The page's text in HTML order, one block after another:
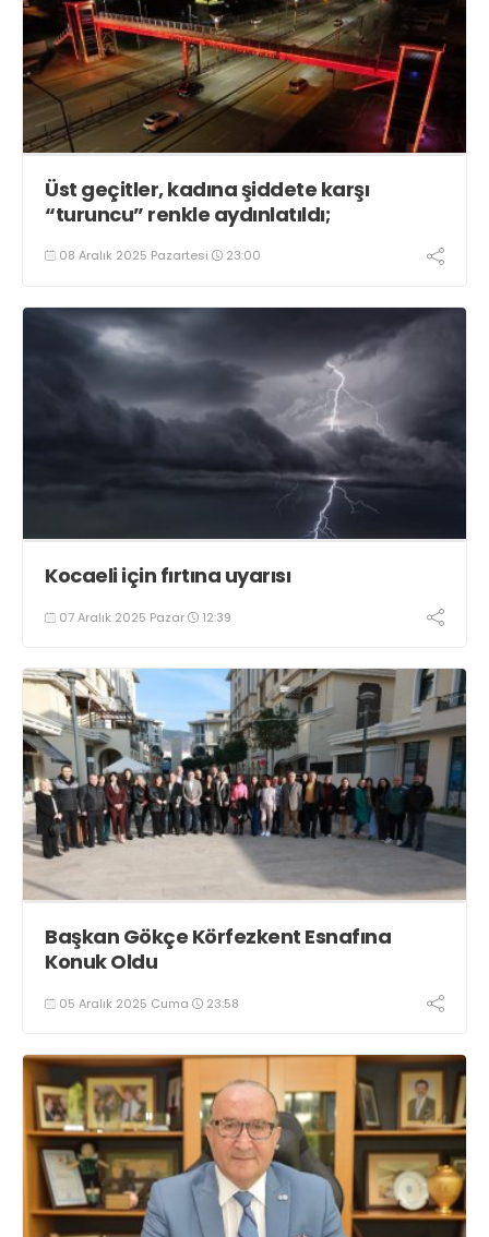
Üst geçitler, kadına şiddete karşı
“turuncu” renkle aydınlatıldı;
08 Aralık 2025 Pazartesi 23:00
Kocaeli için fırtına uyarısı
07 Aralık 2025 Pazar 12:39
Başkan Gökçe Körfezkent Esnafına
Konuk Oldu
05 Aralık 2025 Cuma 23:58